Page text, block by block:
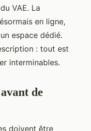
VAE. La
en ligne,
espace dédié.
: tout est
interminables.
de
doivent être